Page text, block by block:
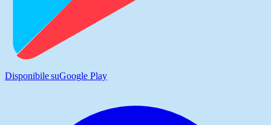
Disponibile suGoogle Play